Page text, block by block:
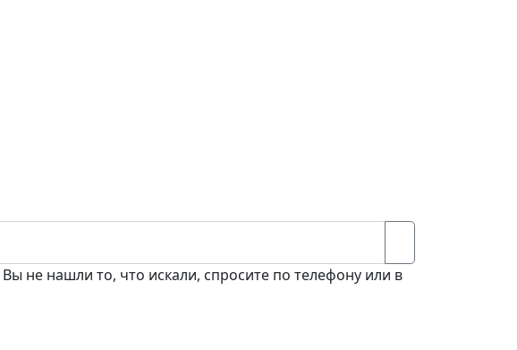
не нашли то, что искали, спросите по телефону или в